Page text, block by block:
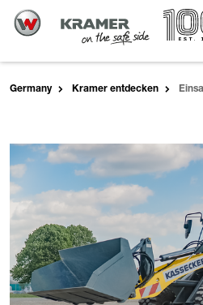
Germany Kramer entdecken